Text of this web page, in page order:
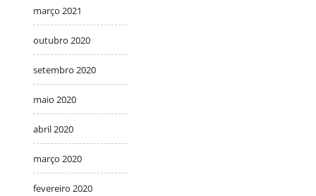
março 2021
outubro 2020
setembro 2020
maio 2020
abril 2020
março 2020
fevereiro 2020